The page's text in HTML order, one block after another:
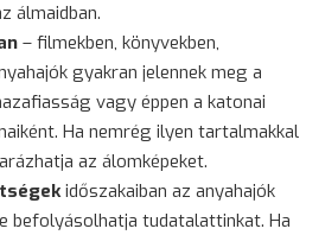
álmaidban.
– filmekben, könyvekben,
gyakran jelennek meg a
vagy éppen a katonai
Ha nemrég ilyen tartalmakkal
az álomképeket.
időszakaiban az anyahajók
befolyásolhatja tudatalattinkat. Ha